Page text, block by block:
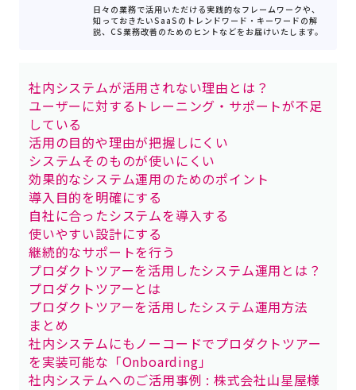
日々の業務で活用いただける実践的なフレームワークや、
知っておきたいSaaSのトレンドワード・キーワードの解
説、CS業務改善のためのヒントなどをお届けいたします。
社内システムが活用されない理由とは？
ユーザーに対するトレーニング・サポートが不足
している
活用の目的や理由が把握しにくい
システムそのものが使いにくい
効果的なシステム運用のためのポイント
導入目的を明確にする
自社に合ったシステムを導入する
使いやすい設計にする
継続的なサポートを行う
プロダクトツアーを活用したシステム運用とは？
プロダクトツアーとは
プロダクトツアーを活用したシステム運用方法
まとめ
社内システムにもノーコードでプロダクトツアー
を実装可能な「Onboarding」
社内システムへのご活用事例 : 株式会社山星屋様